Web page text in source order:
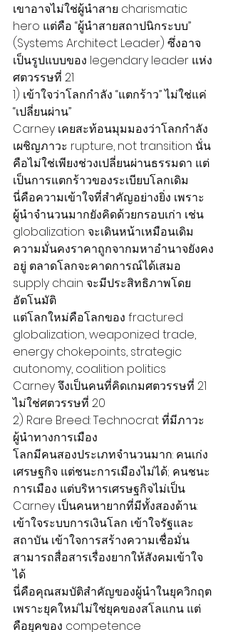
เขาอาจไม่ใช่ผู้นำสาย charismatic
hero แต่คือ “ผู้นำสายสถาปนิกระบบ”
(Systems Architect Leader) ซึ่งอาจ
เป็นรูปแบบของ legendary leader แห่ง
ศตวรรษที่ 21
1) เข้าใจว่าโลกกำลัง “แตกร้าว” ไม่ใช่แค่
“เปลี่ยนผ่าน”
Carney เคยสะท้อนมุมมองว่าโลกกำลัง
เผชิญภาวะ rupture, not transition นั่น
คือไม่ใช่เพียงช่วงเปลี่ยนผ่านธรรมดา แต่
เป็นการแตกร้าวของระเบียบโลกเดิม
นี่คือความเข้าใจที่สำคัญอย่างยิ่ง เพราะ
ผู้นำจำนวนมากยังคิดด้วยกรอบเก่า เช่น
globalization จะเดินหน้าเหมือนเดิม
ความมั่นคงราคาถูกจากมหาอำนาจยังคง
อยู่ ตลาดโลกจะคาดการณ์ได้เสมอ
supply chain จะมีประสิทธิภาพโดย
อัตโนมัติ
แต่โลกใหม่คือโลกของ fractured
globalization, weaponized trade,
energy chokepoints, strategic
autonomy, coalition politics
Carney จึงเป็นคนที่คิดเกมศตวรรษที่ 21
ไม่ใช่ศตวรรษที่ 20
2) Rare Breed: Technocrat ที่มีภาวะ
ผู้นำทางการเมือง
โลกมีคนสองประเภทจำนวนมาก: คนเก่ง
เศรษฐกิจ แต่ชนะการเมืองไม่ได้; คนชนะ
การเมือง แต่บริหารเศรษฐกิจไม่เป็น
Carney เป็นคนหายากที่มีทั้งสองด้าน:
เข้าใจระบบการเงินโลก เข้าใจรัฐและ
สถาบัน เข้าใจการสร้างความเชื่อมั่น
สามารถสื่อสารเรื่องยากให้สังคมเข้าใจ
ได้
นี่คือคุณสมบัติสำคัญของผู้นำในยุควิกฤต
เพราะยุคใหม่ไม่ใช่ยุคของสโลแกน แต่
คือยุคของ competence